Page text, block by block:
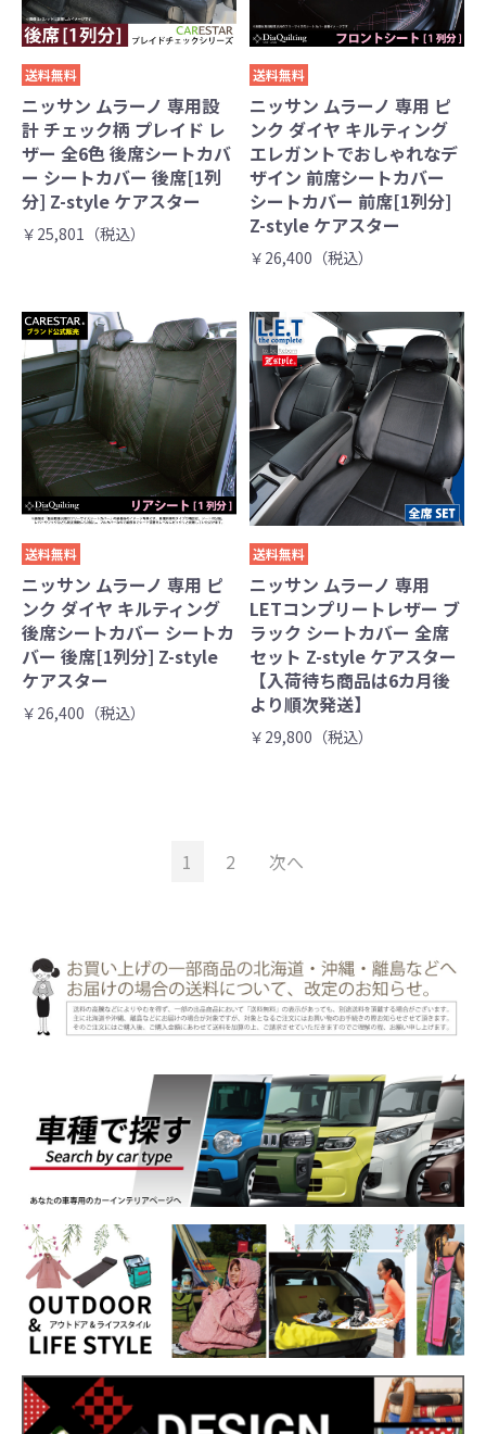
送料無料
ニッサン ムラーノ 専用設
計 チェック柄 プレイド レ
ザー 全6色 後席シートカバ
ー シートカバー 後席[1列
分] Z-style ケアスター
￥25,801（税込）
送料無料
ニッサン ムラーノ 専用 ピ
ンク ダイヤ キルティング
エレガントでおしゃれなデ
ザイン 前席シートカバー
シートカバー 前席[1列分]
Z-style ケアスター
￥26,400（税込）
送料無料
ニッサン ムラーノ 専用 ピ
ンク ダイヤ キルティング
後席シートカバー シートカ
バー 後席[1列分] Z-style
ケアスター
￥26,400（税込）
送料無料
ニッサン ムラーノ 専用
LETコンプリートレザー ブ
ラック シートカバー 全席
セット Z-style ケアスター
【入荷待ち商品は6カ月後
より順次発送】
￥29,800（税込）
1 2 次へ